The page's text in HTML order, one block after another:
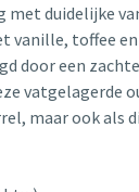
met duidelijke
vanille, toffee
door een
vatgelagerde
maar ook als